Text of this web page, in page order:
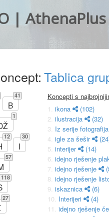
| AthenaPlus
Tablica
B
41
1
12
I
30
57
118
27
Koncepti s
1. ikona
(102)
2. ilustracija
(32)
3. Iz serije
4. igle za šešir
5. interijer
(14)
6. idejno rješenje
7. idejno rješenje
8. idejno rješenje
9. iskaznica
(6)
10. Interijeri
(4)
11. idejno rješenje
(3)